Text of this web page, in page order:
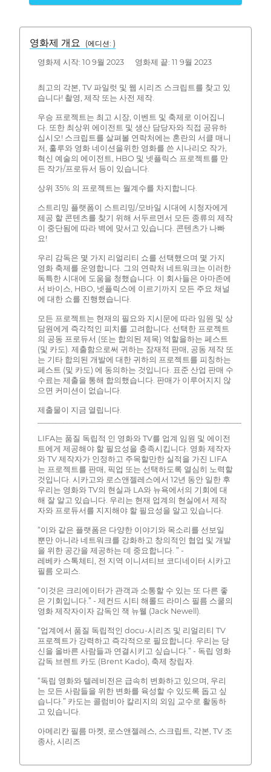
영화제 개요 (에디션: )
영화제 시작: 10 9월 2023 영화제 끝: 11 9월 2023
최고의 각본, TV 파일럿 및 웹 시리즈 스크립트를 찾고 있
습니다! 촬영, 제작 또는 사전 제작.
우승 프로젝트는 최고 시장, 이벤트 및 축제로 이어집니
다. 또한 최상위 에이전트 및 생산 담당자와 직접 공유하
십시오! 스크립트를 살펴볼 연락처에는 혼란의 서클 매니
저, 훌루와 영화 네이션을위한 영화를 쓴 시나리오 작가,
혁신 예술의 에이전트, HBO 및 넷플릭스 프로젝트를 만
든 작가/프로듀서 등이 있습니다.
상위 35% 의 프로젝트는 월계수를 차지합니다.
스트리밍 플랫폼이 스트리밍/모바일 시대에 시청자에게
제공 할 콘텐츠를 찾기 위해 서두르면서 모든 종류의 제작
이 중단됨에 따라 벽에 맞서고 있습니다. 콘텐츠가 나빠
요!
우리 감독은 몇 가지 리얼리티 쇼를 선택했으며 몇 가지
영화 축제를 운영합니다. 그의 연락처 네트워크는 이러한
독특한 시대에 도움을 청했습니다. 이 회사들은 아마존에
서 바이스, HBO, 넷플릭스에 이르기까지 모든 주요 채널
에 대한 쇼를 진행했습니다.
모든 프로젝트는 현재의 필요와 지시문에 따라 임원 및 상
담원에게 즉각적인 피치를 고려합니다. 선택한 프로젝트
의 공동 프로듀서 (또는 합의된 제목) 역할을하는 페스트
(및 카도). 제출함으로써 귀하는 잠재적 판매, 공동 제작 또
는 기타 합의된 개발에 대한 귀하의 프로젝트를 피칭하는
페스트 (및 카도) 에 동의하는 것입니다. 표준 산업 판매 수
수료는 제출을 통해 합의했습니다. 판매가 이루어지지 않
으면 커미션이 없습니다.
제출물이 지금 열립니다.
LIFA는 품질 독립적 인 영화와 TV를 업계 임원 및 에이전
트에게 제공해야 할 필요성을 충족시킵니다. 영화 제작자
와 TV 제작자가 인정하고 주목할만한 실적을 가진 LIFA
는 프로젝트를 판매, 픽업 또는 선택하도록 열심히 노력할
것입니다. 시카고와 로스앤젤레스에서 12년 동안 일한 후
우리는 영화와 TV의 현실과 LA와 뉴욕에서의 기회에 대
해 잘 알고 있습니다. 우리는 현재 업계의 현실에서 제작
자와 프로듀서를 지지해야 할 필요성을 알고 있습니다.
“이와 같은 플랫폼은 다양한 이야기와 목소리를 선보일
뿐만 아니라 네트워크를 강화하고 창의적인 협업 및 개발
을 위한 공간을 제공하는 데 중요합니다. ” -
레베카 스톡체티, 전 지역 이니셔티브 코디네이터 시카고
필름 오피스.
“이것은 크리에이터가 관객과 소통할 수 있는 또 다른 좋
은 기회입니다.” - 제컨드 시티 해롤드 라미스 필름 스쿨의
영화 제작자이자 감독인 잭 뉴웰 (Jack Newell).
“업계에서 품질 독립적인 docu-시리즈 및 리얼리티 TV
프로젝트가 강력하고 즉각적으로 필요합니다. 우리는 당
신을 올바른 사람들과 연결시키고 싶습니다.” - 독립 영화
감독 브렌트 카도 (Brent Kado), 축제 창립자.
“독립 영화와 텔레비전은 급속히 변화하고 있으며, 우리
는 모든 사람들을 위한 변화를 육성할 수 있도록 돕고 싶
습니다.” 카도는 콜럼비아 칼리지의 외임 교수로 활동하
고 있습니다.
아메리칸 필름 마켓, 로스앤젤레스, 스크립트, 각본, TV 조
종사, 시리즈